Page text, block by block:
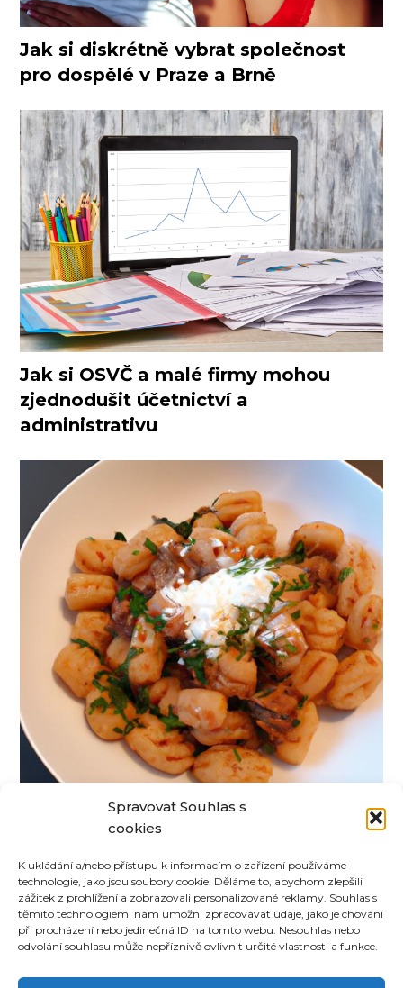
Spravovat Souhlas s
cookies
K ukládání a/nebo přístupu k informacím o zařízení používáme
technologie, jako jsou soubory cookie. Děláme to, abychom zlepšili
zážitek z prohlížení a zobrazovali personalizované reklamy. Souhlas s
těmito technologiemi nám umožní zpracovávat údaje, jako je chování
při procházení nebo jedinečná ID na tomto webu. Nesouhlas nebo
odvolání souhlasu může nepříznivě ovlivnit určité vlastnosti a funkce.
Jak si diskrétně vybrat společnost
pro dospělé v Praze a Brně
Jak si OSVČ a malé firmy mohou
zjednodušit účetnictví a
administrativu
©CoUvaříme.cz
2026•Kontakt